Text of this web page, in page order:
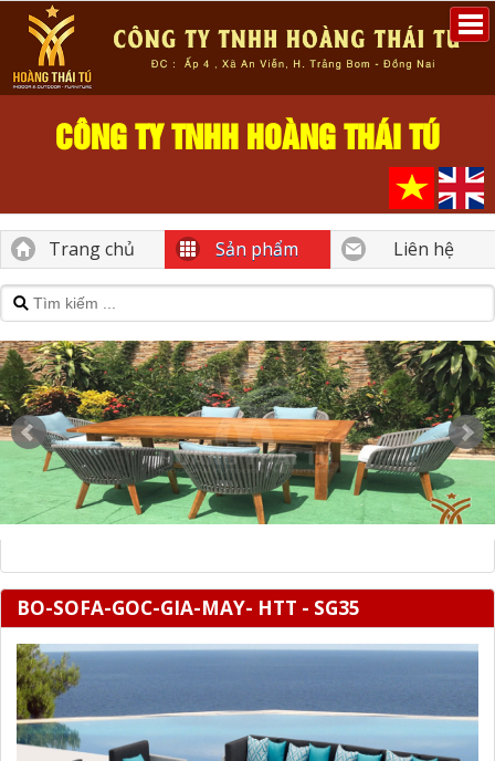
CÔNG TY TNHH HOÀNG THÁI TÚ
Trang chủ Sản phẩm Liên hệ
BO-SOFA-GOC-GIA-MAY- HTT - SG35